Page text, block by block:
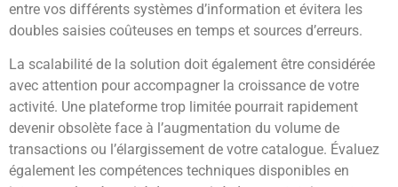
entre vos différents systèmes d’information et évitera les
doubles saisies coûteuses en temps et sources d’erreurs.
La scalabilité de la solution doit également être considérée
avec attention pour accompagner la croissance de votre
activité. Une plateforme trop limitée pourrait rapidement
devenir obsolète face à l’augmentation du volume de
transactions ou l’élargissement de votre catalogue. Évaluez
également les compétences techniques disponibles en